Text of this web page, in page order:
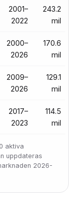
2001–
2022
243.2
mil
2000–
2026
170.6
mil
2009–
2026
129.1
mil
2017–
2023
114.5
mil
aktiva
uppdateras
2026-